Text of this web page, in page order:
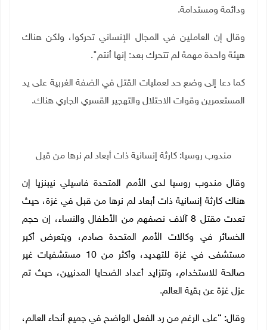
ودائمة ومستدامة.
وقال إن العاملين في المجال الإنساني تحركوا، ولكن هناك
هيئة واحدة مهمة لم تتحرك بعد: إنها أنتم".
كما دعا إلى وضع حد لعمليات القتل في الضفة الغربية على يد
المستعمرين وقوات الاحتلال والتهجير القسري الجاري هناك.
مندوب روسيا: كارثة إنسانية ذات أبعاد لم نرها من قبل
وقال مندوب روسيا لدى الأمم المتحدة فاسيلي نيبنزيا إن
هناك كارثة إنسانية ذات أبعاد لم نرها من قبل في غزة، حيث
تعدت مقتل 8 آلاف نصفهم من الأطفال والنساء، إن حجم
الخسائر في وكالات الأمم المتحدة صادم، ويتعرض أكبر
مستشفى في غزة للتهديد، وأكثر من 10 مستشفيات غير
صالحة للاستخدام، وتتزايد أعداد الضحايا المدنيين، حيث تم
عزل غزة عن بقية العالم.
وقال: “على الرغم من رد الفعل الواضح في جميع أنحاء العالم،